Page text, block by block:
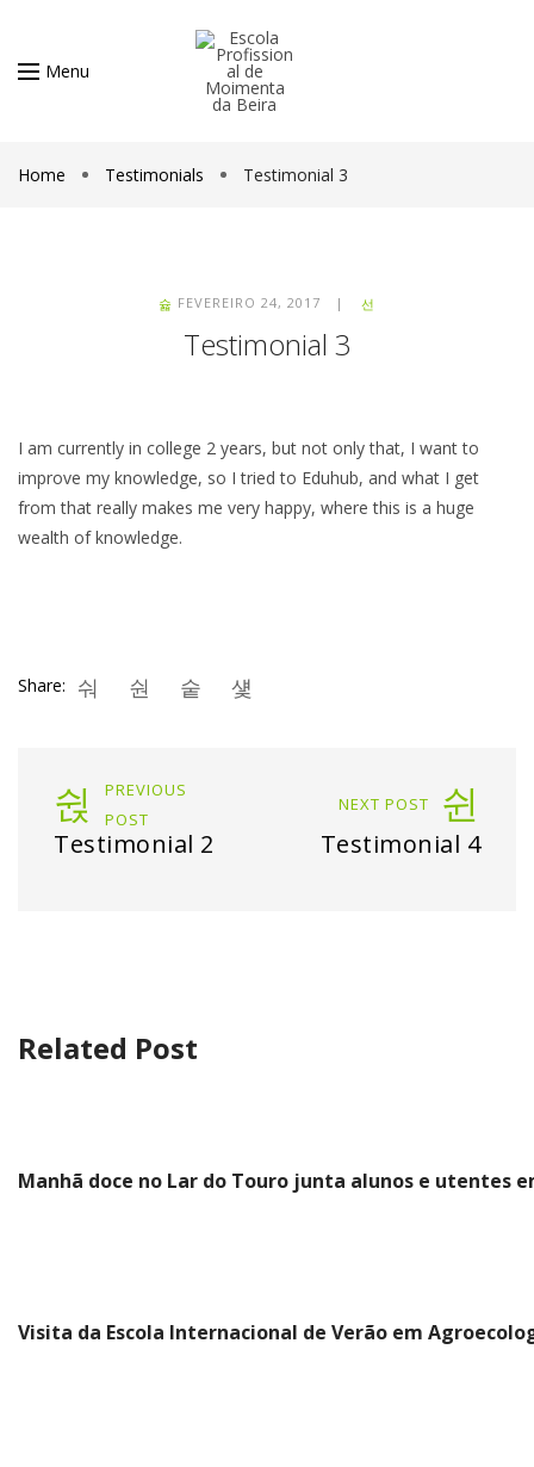
Menu
Home Testimonials Testimonial 3
FEVEREIRO 24, 2017 |
Testimonial 3
I am currently in college 2 years, but not only that, I want to
improve my knowledge, so I tried to Eduhub, and what I get
from that really makes me very happy, where this is a huge
wealth of knowledge.
Share:
PREVIOUS
POST
Testimonial 2
NEXT POST
Testimonial 4
Related Post
Manhã doce no Lar do Touro junta alunos e utentes
Visita da Escola Internacional de Verão em